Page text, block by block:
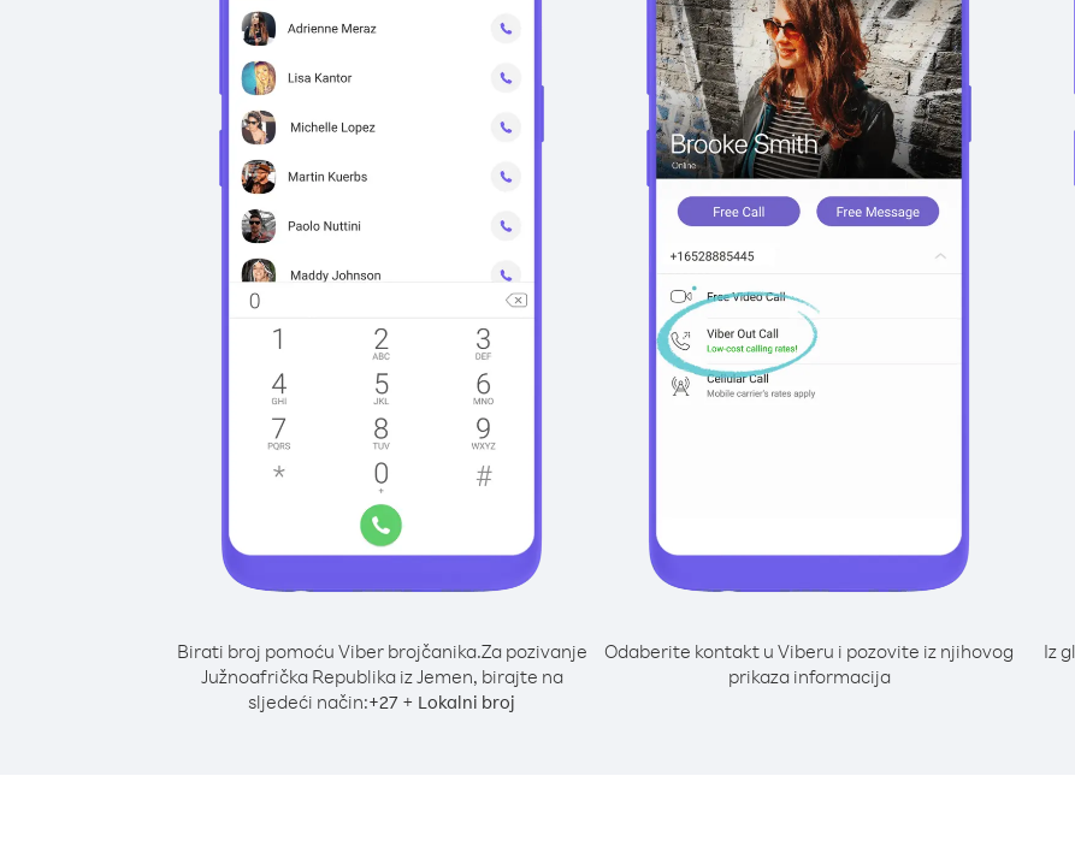
Birati broj pomoću Viber brojčanika.Za pozivanje
Južnoafrička Republika iz Jemen, birajte na
sljedeći način:+27 + Lokalni broj
Odaberite kontakt u Viberu i pozovite iz njihovog
prikaza informacija
Iz